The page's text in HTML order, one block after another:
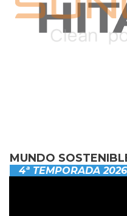
MUNDO
4ª TEMPORADA